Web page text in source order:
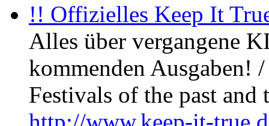
!! Offizielles Keep It
Alles über vergangene
kommenden Ausgaben!
Festivals of the past